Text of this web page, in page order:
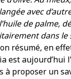
avec
de palme,
dans le
résumé, en
est aujourd’hui
à proposer un